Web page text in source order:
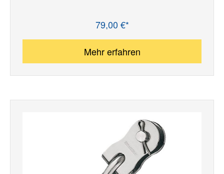
79,00 €*
Mehr erfahren